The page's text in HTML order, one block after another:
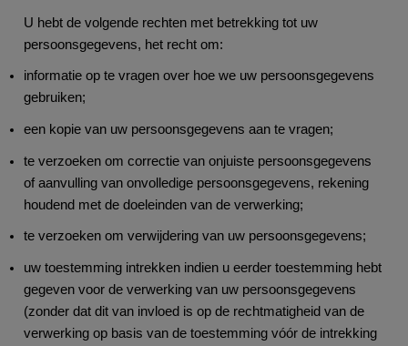
U hebt de volgende rechten met betrekking tot uw
persoonsgegevens, het recht om:
informatie op te vragen over hoe we uw persoonsgegevens
gebruiken;
een kopie van uw persoonsgegevens aan te vragen;
te verzoeken om correctie van onjuiste persoonsgegevens
of aanvulling van onvolledige persoonsgegevens, rekening
houdend met de doeleinden van de verwerking;
te verzoeken om verwijdering van uw persoonsgegevens;
uw toestemming intrekken indien u eerder toestemming hebt
gegeven voor de verwerking van uw persoonsgegevens
(zonder dat dit van invloed is op de rechtmatigheid van de
verwerking op basis van de toestemming vóór de intrekking